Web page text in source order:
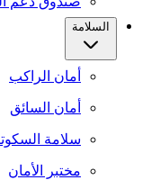
السلامة
أمان الراكب
أمان السائق
سلامة السكوتر
مختبر الأمان